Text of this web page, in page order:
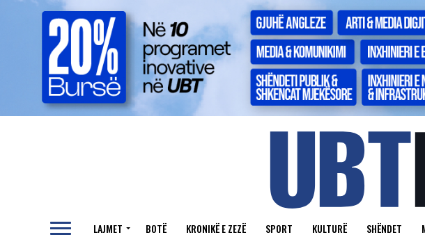
LAJMET BOTË KRONIKË E ZEZË SPORT KULTURË SHËNDET